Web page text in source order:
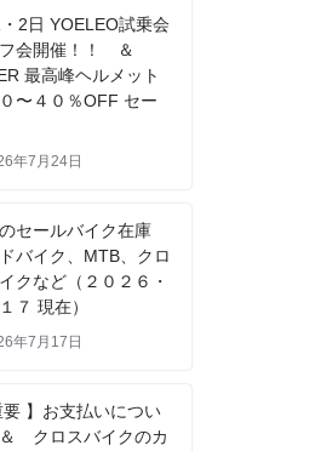
2日 YOELEO試乗会
フ会開催！！ ＆
最高峰ヘルメット
〜４０％OFF セー
年7月24日
セールバイク在庫
バイク、MTB、クロ
クなど（２０２６・
７ 現在）
年7月17日
要 】お支払いについ
クロスバイクのカ